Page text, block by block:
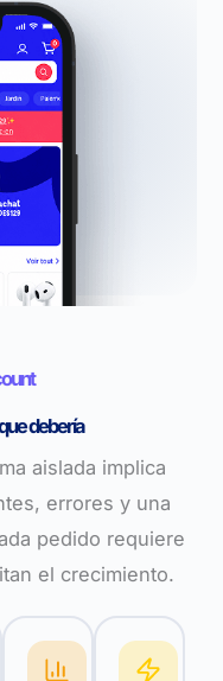
debería
aislada implica
errores y una
pedido requiere
el crecimiento.